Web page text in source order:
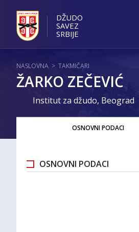
DŽUDO
SAVEZ
SRBIJE
NASLOVNA > TAKMIČARI
ŽARKO ZEČEVIĆ
Institut za džudo, Beograd
OSNOVNI PODACI
OSNOVNI PODACI